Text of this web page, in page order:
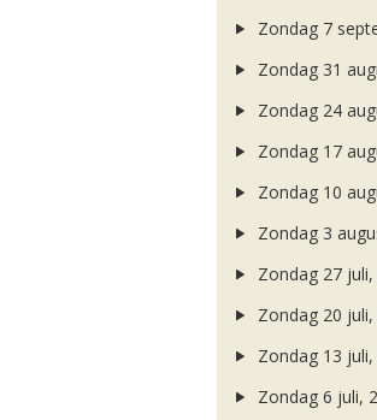
Zondag 7
Zondag 31
Zondag 24
Zondag 17
Zondag 10
Zondag 3
Zondag 27
Zondag 20
Zondag 13
Zondag 6 juli,